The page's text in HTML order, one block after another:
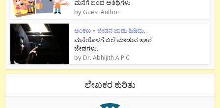
ಮನೆಗೆ ಬಂದ ಅತಿಥಿಗಳು
by Guest Author
ಅಂಕಣ • ಜೇಡನ ಜಾಡು ಹಿಡಿದು..
ಮನೆಯೊಳಗೆ ಬಲೆ ಮಾಡುವ ಇತರೆ
ಜೇಡಗಳು.
by Dr. Abhijith A P C
ಲೇಖಕರ ಕುರಿತು